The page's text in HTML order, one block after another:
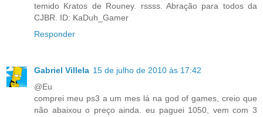
temido Kratos de Rouney. rssss. Abração para todos da
CJBR. ID: KaDuh_Gamer
Responder
Gabriel Villela 15 de julho de 2010 às 17:42
@Eu
comprei meu ps3 a um mes lá na god of games, creio que
não abaixou o preço ainda. eu paguei 1050, vem com 3